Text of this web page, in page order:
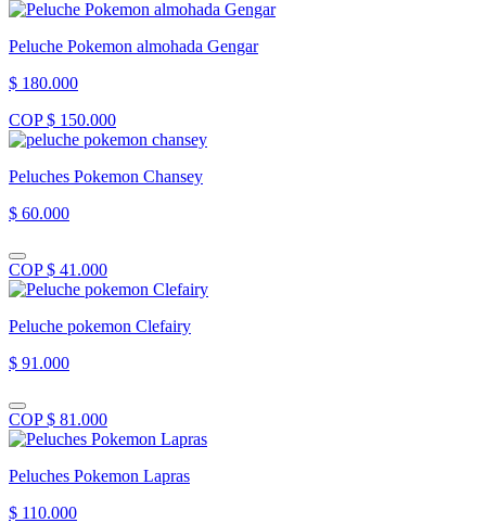
Peluche Pokemon almohada Gengar
$ 180.000
COP $ 150.000
Peluches Pokemon Chansey
$ 60.000
COP $ 41.000
Peluche pokemon Clefairy
$ 91.000
COP $ 81.000
Peluches Pokemon Lapras
$ 110.000